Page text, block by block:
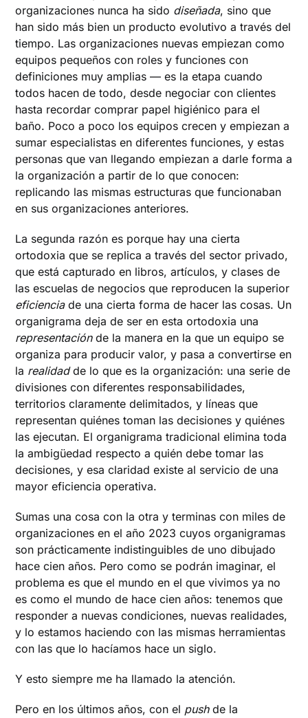
organizaciones nunca ha sido diseñada, sino que
han sido más bien un producto evolutivo a través del
tiempo. Las organizaciones nuevas empiezan como
equipos pequeños con roles y funciones con
definiciones muy amplias — es la etapa cuando
todos hacen de todo, desde negociar con clientes
hasta recordar comprar papel higiénico para el
baño. Poco a poco los equipos crecen y empiezan a
sumar especialistas en diferentes funciones, y estas
personas que van llegando empiezan a darle forma a
la organización a partir de lo que conocen:
replicando las mismas estructuras que funcionaban
en sus organizaciones anteriores.
La segunda razón es porque hay una cierta
ortodoxia que se replica a través del sector privado,
que está capturado en libros, artículos, y clases de
las escuelas de negocios que reproducen la superior
eficienciade una cierta forma de hacer las cosas. Un
organigrama deja de ser en esta ortodoxia una
representaciónde la manera en la que un equipo se
organiza para producir valor, y pasa a convertirse en
la realidadde lo que es la organización: una serie de
divisiones con diferentes responsabilidades,
territorios claramente delimitados, y líneas que
representan quiénes toman las decisiones y quiénes
las ejecutan. El organigrama tradicional elimina toda
la ambigüedad respecto a quién debe tomar las
decisiones, y esa claridad existe al servicio de una
mayor eficiencia operativa.
Sumas una cosa con la otra y terminas con miles de
organizaciones en el año 2023 cuyos organigramas
son prácticamente indistinguibles de uno dibujado
hace cien años. Pero como se podrán imaginar, el
problema es que el mundo en el que vivimos ya no
es como el mundo de hace cien años: tenemos que
responder a nuevas condiciones, nuevas realidades,
y lo estamos haciendo con las mismas herramientas
con las que lo hacíamos hace un siglo.
Y esto siempre me ha llamado la atención.
Pero en los últimos años, con el pushde la